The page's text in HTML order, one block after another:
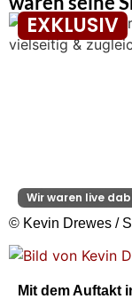
EXKLUSIV
Wir waren live
© Kevin Drewes /
Mit dem Auftakt